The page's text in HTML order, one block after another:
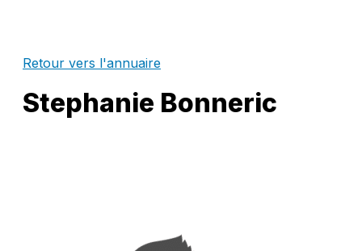
Retour vers l'annuaire
Stephanie Bonneric